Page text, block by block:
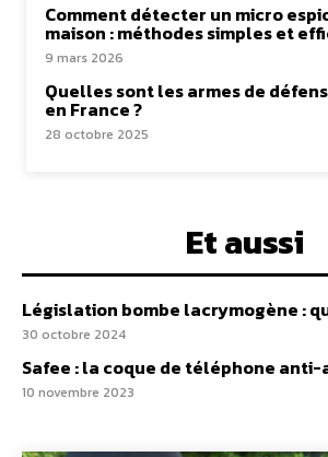
Comment détecter un micro
maison : méthodes simples et
9 mars 2026
Quelles sont les armes de
en France ?
28 octobre 2025
Et aussi
Législation bombe lacrymogène :
30 octobre 2024
Safee : la coque de téléphone anti-
10 novembre 2023